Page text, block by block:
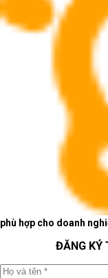
phù hợp cho doanh
ĐĂNG KÝ